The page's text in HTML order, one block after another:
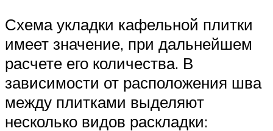
Схема укладки кафельной плитки
имеет значение, при дальнейшем
расчете его количества. В
зависимости от расположения шва
между плитками выделяют
несколько видов раскладки: